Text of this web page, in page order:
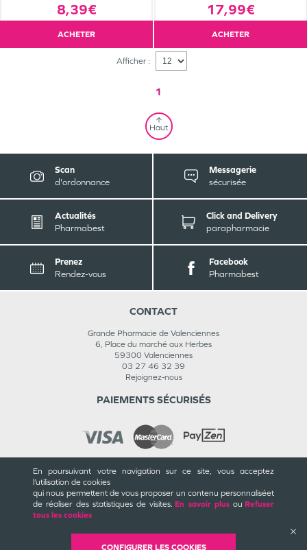
En poursuivant votre navigation sur ce site, vous acceptez
l’utilisation de cookies
qui nous permettent de vous proposer un contenu personnaliséet
de réaliser des statistiques de visites. En savoir plusou Refuser
tous les cookies
CONFIGURER LES COOKIES
8,39€
ACHETER
17,99€
ACHETER
Afficher :
1
Haut
Scan
d'ordonnance
Messagerie
sécurisée
Actualités
Pharmabest
Click and Delivery
parapharmacie
Prenez
Rendez-vous
Facebook
Pharmabest
CONTACT
Grande Pharmacie de Valenciennes
6, Place du marché aux Herbes
59300 Valenciennes
03 27 46 32 39
Rejoignez-nous
INFORMATIONS
CGU / CGV
Mentions légales
PAIEMENTS SÉCURISÉS